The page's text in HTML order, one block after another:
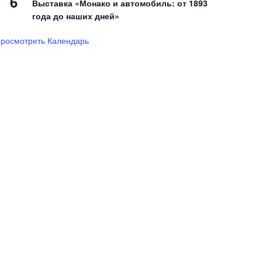
Выставка «Монако и автомобиль: от 1893
года до наших дней»
Календарь